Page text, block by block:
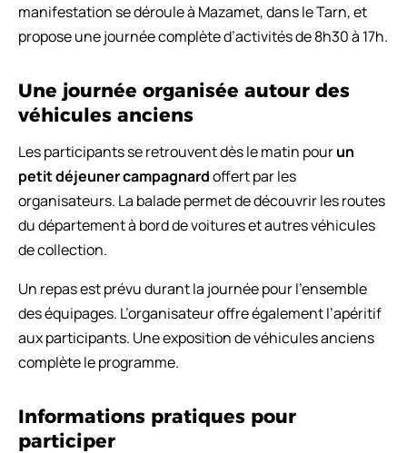
manifestation se déroule à Mazamet, dans le Tarn, et
propose une journée complète d’activités de 8h30 à 17h.
Une journée organisée autour des
véhicules anciens
Les participants se retrouvent dès le matin pourun
petit déjeuner campagnardoffert par les
organisateurs. La balade permet de découvrir les routes
du département à bord de voitures et autres véhicules
de collection.
Un repas est prévu durant la journée pour l’ensemble
des équipages. L’organisateur offre également l’apéritif
aux participants. Une exposition de véhicules anciens
complète le programme.
Informations pratiques pour
participer